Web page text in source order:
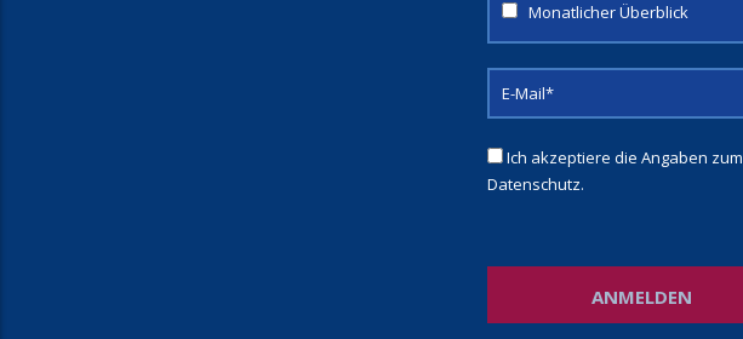
Monatlicher Überblick
Ich akzeptiere die Angaben zum
Datenschutz.